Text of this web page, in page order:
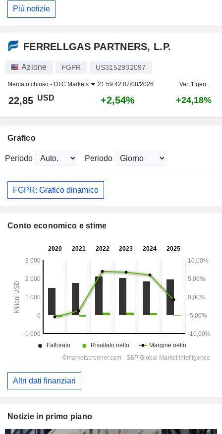
Più notizie
FERRELLGAS PARTNERS, L.P.
Azione FGPR US3152932097
Mercato chiuso - OTC Markets 21:59:42 07/08/2026 Var. 1 gen.
22,85 USD +2,54% +24,18%
Grafico
Periodo Periodo
FGPR: Grafico dinamico
Conto economico e stime
Altri dati finanziari
Notizie in primo piano